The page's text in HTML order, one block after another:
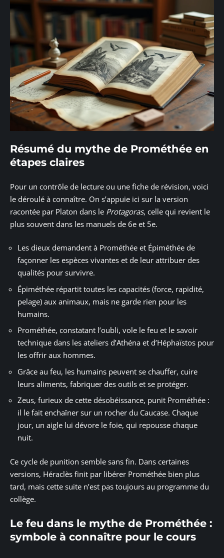
Résumé du mythe de Prométhée en
étapes claires
Pour un contrôle de lecture ou une fiche de révision, voici
le déroulé à connaître. On s’appuie ici sur la version
racontée par Platon dans le Protagoras, celle qui revient le
plus souvent dans les manuels de 6e et 5e.
Les dieux demandent à Prométhée et Épiméthée de
façonner les espèces vivantes et de leur attribuer des
qualités pour survivre.
Épiméthée répartit toutes les capacités (force, rapidité,
pelage) aux animaux, mais ne garde rien pour les
humains.
Prométhée, constatant l’oubli, vole le feu et le savoir
technique dans les ateliers d’Athéna et d’Héphaïstos pour
les offrir aux hommes.
Grâce au feu, les humains peuvent se chauffer, cuire
leurs aliments, fabriquer des outils et se protéger.
Zeus, furieux de cette désobéissance, punit Prométhée :
il le fait enchaîner sur un rocher du Caucase. Chaque
jour, un aigle lui dévore le foie, qui repousse chaque
nuit.
Ce cycle de punition semble sans fin. Dans certaines
versions, Héraclès finit par libérer Prométhée bien plus
tard, mais cette suite n’est pas toujours au programme du
collège.
Le feu dans le mythe de Prométhée :
symbole à connaître pour le cours